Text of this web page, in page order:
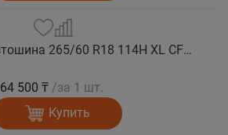
COMFORSER Автошина 265/60 R18 114H XL CF1100 RWL лето
64 500 ₸ /за 1 шт.
Купить